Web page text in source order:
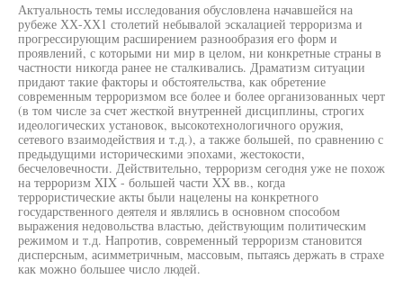
Актуальность темы исследования обусловлена начавшейся на
рубеже ХХ-ХХ1 столетий небывалой эскалацией терроризма и
прогрессирующим расширением разнообразия его форм и
проявлений, с которыми ни мир в целом, ни конкретные страны в
частности никогда ранее не сталкивались. Драматизм ситуации
придают такие факторы и обстоятельства, как обретение
современным терроризмом все более и более организованных черт
(в том числе за счет жесткой внутренней дисциплины, строгих
идеологических установок, высокотехнологичного оружия,
сетевого взаимодействия и т.д.), а также большей, по сравнению с
предыдущими историческими эпохами, жестокости,
бесчеловечности. Действительно, терроризм сегодня уже не похож
на терроризм XIX - большей части XX вв., когда
террористические акты были нацелены на конкретного
государственного деятеля и являлись в основном способом
выражения недовольства властью, действующим политическим
режимом и т.д. Напротив, современный терроризм становится
дисперсным, асимметричным, массовым, пытаясь держать в страхе
как можно большее число людей.